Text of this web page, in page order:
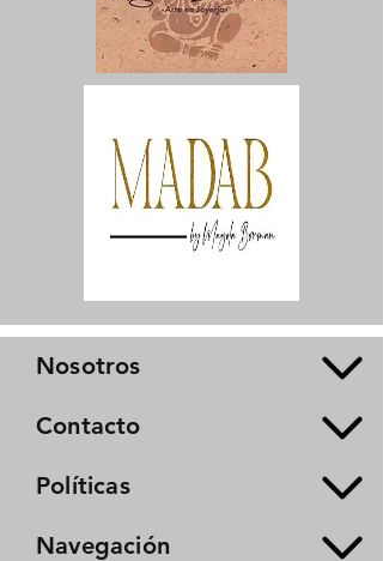
Nosotros
Contacto
Políticas
Navegación